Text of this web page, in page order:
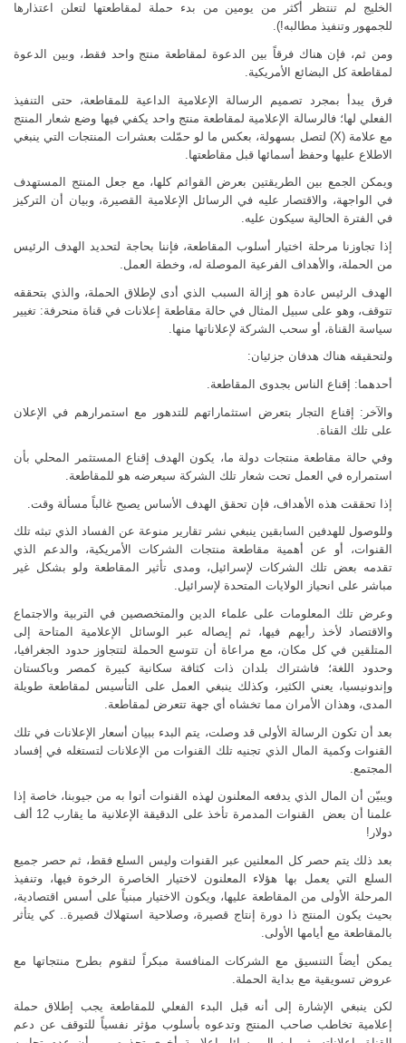
الخليج لم تنتظر أكثر من يومين من بدء حملة لمقاطعتها لتعلن اعتذارها
للجمهور وتنفيذ مطالبه!).
ومن ثم، فإن هناك فرقاً بين الدعوة لمقاطعة منتج واحد فقط، وبين الدعوة
لمقاطعة كل البضائع الأمريكية.
فرق يبدأ بمجرد تصميم الرسالة الإعلامية الداعية للمقاطعة، حتى التنفيذ
الفعلي لها؛ فالرسالة الإعلامية لمقاطعة منتج واحد يكفي فيها وضع شعار المنتج
مع علامة (X) لتصل بسهولة، بعكس ما لو حمّلت بعشرات المنتجات التي ينبغي
الاطلاع عليها وحفظ أسمائها قبل مقاطعتها.
ويمكن الجمع بين الطريقتين بعرض القوائم كلها، مع جعل المنتج المستهدف
في الواجهة، والاقتصار عليه في الرسائل الإعلامية القصيرة، وبيان أن التركيز
في الفترة الحالية سيكون عليه.
إذا تجاوزنا مرحلة اختيار أسلوب المقاطعة، فإننا بحاجة لتحديد الهدف الرئيس
من الحملة، والأهداف الفرعية الموصلة له، وخطة العمل.
الهدف الرئيس عادة هو إزالة السبب الذي أدى لإطلاق الحملة، والذي بتحققه
تتوقف، وهو على سبيل المثال في حالة مقاطعة إعلانات في قناة منحرفة: تغيير
سياسة القناة، أو سحب الشركة لإعلاناتها منها.
ولتحقيقه هناك هدفان جزئيان:
أحدهما: إقناع الناس بجدوى المقاطعة.
والآخر: إقناع التجار بتعرض استثماراتهم للتدهور مع استمرارهم في الإعلان
على تلك القناة.
وفي حالة مقاطعة منتجات دولة ما، يكون الهدف إقناع المستثمر المحلي بأن
استمراره في العمل تحت شعار تلك الشركة سيعرضه هو للمقاطعة.
إذا تحققت هذه الأهداف، فإن تحقق الهدف الأساس يصبح غالباً مسألة وقت.
وللوصول للهدفين السابقين ينبغي نشر تقارير منوعة عن الفساد الذي تبثه تلك
القنوات، أو عن أهمية مقاطعة منتجات الشركات الأمريكية، والدعم الذي
تقدمه بعض تلك الشركات لإسرائيل، ومدى تأثير المقاطعة ولو بشكل غير
مباشر على انحياز الولايات المتحدة لإسرائيل.
وعرض تلك المعلومات على علماء الدين والمتخصصين في التربية والاجتماع
والاقتصاد لأخذ رأيهم فيها، ثم إيصاله عبر الوسائل الإعلامية المتاحة إلى
المتلقين في كل مكان، مع مراعاة أن تتوسع الحملة لتتجاوز حدود الجغرافيا،
وحدود اللغة؛ فاشتراك بلدان ذات كثافة سكانية كبيرة كمصر وباكستان
وإندونيسيا، يعني الكثير، وكذلك ينبغي العمل على التأسيس لمقاطعة طويلة
المدى، وهذان الأمران مما تخشاه أي جهة تتعرض لمقاطعة.
بعد أن تكون الرسالة الأولى قد وصلت، يتم البدء ببيان أسعار الإعلانات في تلك
القنوات وكمية المال الذي تجنيه تلك القنوات من الإعلانات لتستغله في إفساد
المجتمع.
ويبيّن أن المال الذي يدفعه المعلنون لهذه القنوات أتوا به من جيوبنا، خاصة إذا
علمنا أن بعض القنوات المدمرة تأخذ على الدقيقة الإعلانية ما يقارب 12 ألف
دولار!
بعد ذلك يتم حصر كل المعلنين عبر القنوات وليس السلع فقط، ثم حصر جميع
السلع التي يعمل بها هؤلاء المعلنون لاختيار الخاصرة الرخوة فيها، وتنفيذ
المرحلة الأولى من المقاطعة عليها، ويكون الاختيار مبنياً على أسس اقتصادية،
بحيث يكون المنتج ذا دورة إنتاج قصيرة، وصلاحية استهلاك قصيرة.. كي يتأثر
بالمقاطعة مع أيامها الأولى.
يمكن أيضاً التنسيق مع الشركات المنافسة مبكراً لتقوم بطرح منتجاتها مع
عروض تسويقية مع بداية الحملة.
لكن ينبغي الإشارة إلى أنه قبل البدء الفعلي للمقاطعة يجب إطلاق حملة
إعلامية تخاطب صاحب المنتج وتدعوه بأسلوب مؤثر نفسياً للتوقف عن دعم